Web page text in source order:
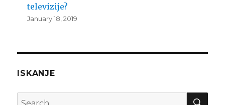
televizije?
January 18, 2019
ISKANJE
Search